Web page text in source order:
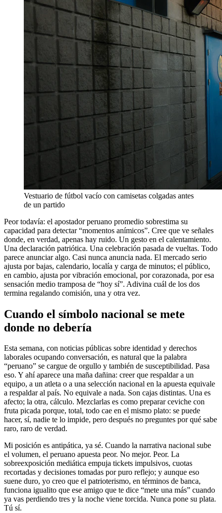
Vestuario de fútbol vacío con camisetas colgadas antes
de un partido
Peor todavía: el apostador peruano promedio sobrestima su
capacidad para detectar “momentos anímicos”. Cree que ve señales
donde, en verdad, apenas hay ruido. Un gesto en el calentamiento.
Una declaración patriótica. Una celebración pasada de vueltas. Todo
parece anunciar algo. Casi nunca anuncia nada. El mercado serio
ajusta por bajas, calendario, localía y carga de minutos; el público,
en cambio, ajusta por vibración emocional, por corazonada, por esa
sensación medio tramposa de “hoy sí”. Adivina cuál de los dos
termina regalando comisión, una y otra vez.
Cuando el símbolo nacional se mete
donde no debería
Esta semana, con noticias públicas sobre identidad y derechos
laborales ocupando conversación, es natural que la palabra
“peruano” se cargue de orgullo y también de susceptibilidad. Pasa
eso. Y ahí aparece una maña dañina: creer que respaldar a un
equipo, a un atleta o a una selección nacional en la apuesta equivale
a respaldar al país. No equivale a nada. Son cajas distintas. Una es
afecto; la otra, cálculo. Mezclarlas es como preparar ceviche con
fruta picada porque, total, todo cae en el mismo plato: se puede
hacer, sí, nadie te lo impide, pero después no preguntes por qué sabe
raro, raro de verdad.
Mi posición es antipática, ya sé. Cuando la narrativa nacional sube
el volumen, el peruano apuesta peor. No mejor. Peor. La
sobreexposición mediática empuja tickets impulsivos, cuotas
recortadas y decisiones tomadas por puro reflejo; y aunque eso
suene duro, yo creo que el patrioterismo, en términos de banca,
funciona igualito que ese amigo que te dice “mete una más” cuando
ya vas perdiendo tres y la noche viene torcida. Nunca pone su plata.
Tú sí.